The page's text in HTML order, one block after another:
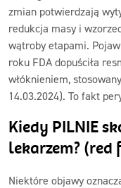
zmian potwierdzają
redukcja masy i
wątroby etapami.
roku FDA dopuściła
włóknieniem,
14.03.2024). To fakt
Kiedy PILNIE
lekarzem? (red
Niektóre objawy